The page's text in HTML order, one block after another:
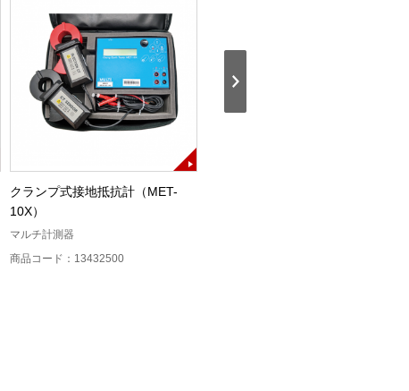
クランプ式接地抵抗計（MET-
10X）
マルチ計測器
商品コード：13432500